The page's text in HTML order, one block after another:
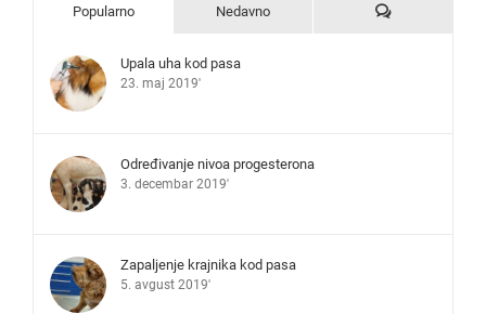
Popularno Nedavno Komentari
Upala uha kod pasa
23. maj 2019'
Određivanje nivoa progesterona
3. decembar 2019'
Zapaljenje krajnika kod pasa
5. avgust 2019'